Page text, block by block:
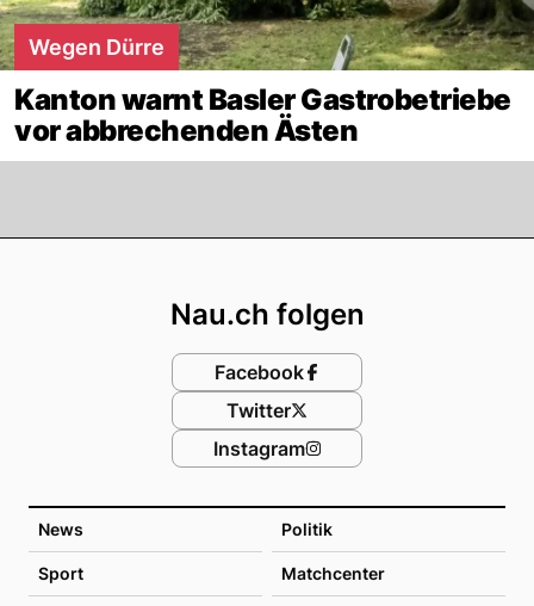
Wegen Dürre
Kanton warnt Basler Gastrobetriebe
vor abbrechenden Ästen
News Politik
Sport Matchcenter
Nau.ch folgen
Facebook
Twitter
Instagram